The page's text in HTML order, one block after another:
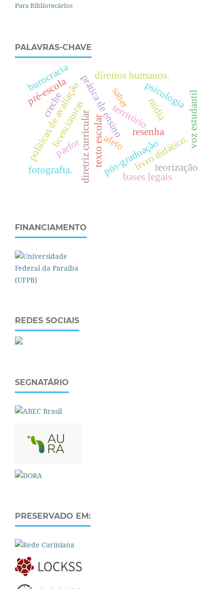
Para Bibliotecários
PALAVRAS-CHAVE
resenha
território
diretriz curricular
prática de ensino
texto escolar
políticas de avaliação pós-graduação
saber mídia
livro didático.
direitos humanos.
licenciaturas
parfor voz estudantil
pré-escola
creche
bases legais
psicologia
fotografia. teorização
afeto
burocracia
FINANCIAMENTO
REDES SOCIAIS
SEGNATÁRIO
PRESERVADO EM: